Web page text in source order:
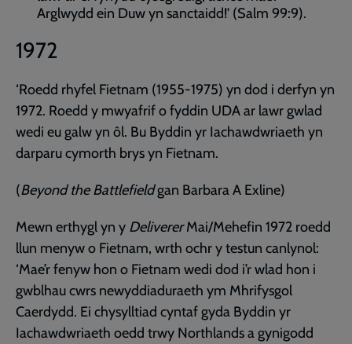
Arglwydd ein Duw yn sanctaidd!' (Salm 99:9).
1972
‘Roedd rhyfel Fietnam (1955-1975) yn dod i derfyn yn
1972. Roedd y mwyafrif o fyddin UDA ar lawr gwlad
wedi eu galw yn ôl. Bu Byddin yr Iachawdwriaeth yn
darparu cymorth brys yn Fietnam.
(Beyond the Battlefieldgan Barbara A Exline)
Mewn erthygl yn y DelivererMai/Mehefin 1972 roedd
llun menyw o Fietnam, wrth ochr y testun canlynol:
‘Mae’r fenyw hon o Fietnam wedi dod i’r wlad hon i
gwblhau cwrs newyddiaduraeth ym Mhrifysgol
Caerdydd. Ei chysylltiad cyntaf gyda Byddin yr
Iachawdwriaeth oedd trwy Northlands a gynigodd